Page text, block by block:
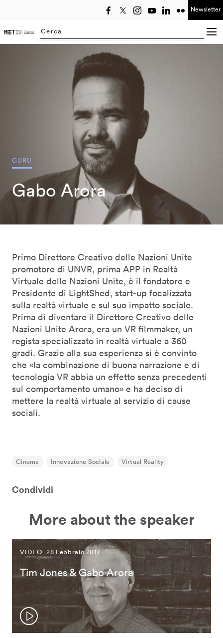
Newsletter
Searching...
GURU
Gabo Arora
Primo Direttore Creativo delle Nazioni Unite
promotore di UNVR, prima APP in Realtà
Virtuale delle Nazioni Unite, è il fondatore e
Presidente di LightShed, start-up focalizzata
sulla realtà virtuale e sul suo impatto sociale.
Prima di diventare il Direttore Creativo delle
Nazioni Unite Arora, era un VR filmmaker, un
regista specializzato in realtà virtuale a 360
gradi. Grazie alla sua esperienza si è convinto
che «la combinazione di buona narrazione e di
tecnologia VR abbia un effetto senza precedenti
sul comportamento umano» e ha deciso di
mettere la realtà virtuale al servizio di cause
sociali.
Cinema Innovazione Sociale Virtual Reality
Condividi
More about the speaker
VIDEO 28 Febbraio 2017
Tim Jones & Gabo Arora